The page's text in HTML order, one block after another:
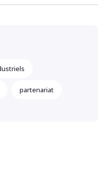
partenariat